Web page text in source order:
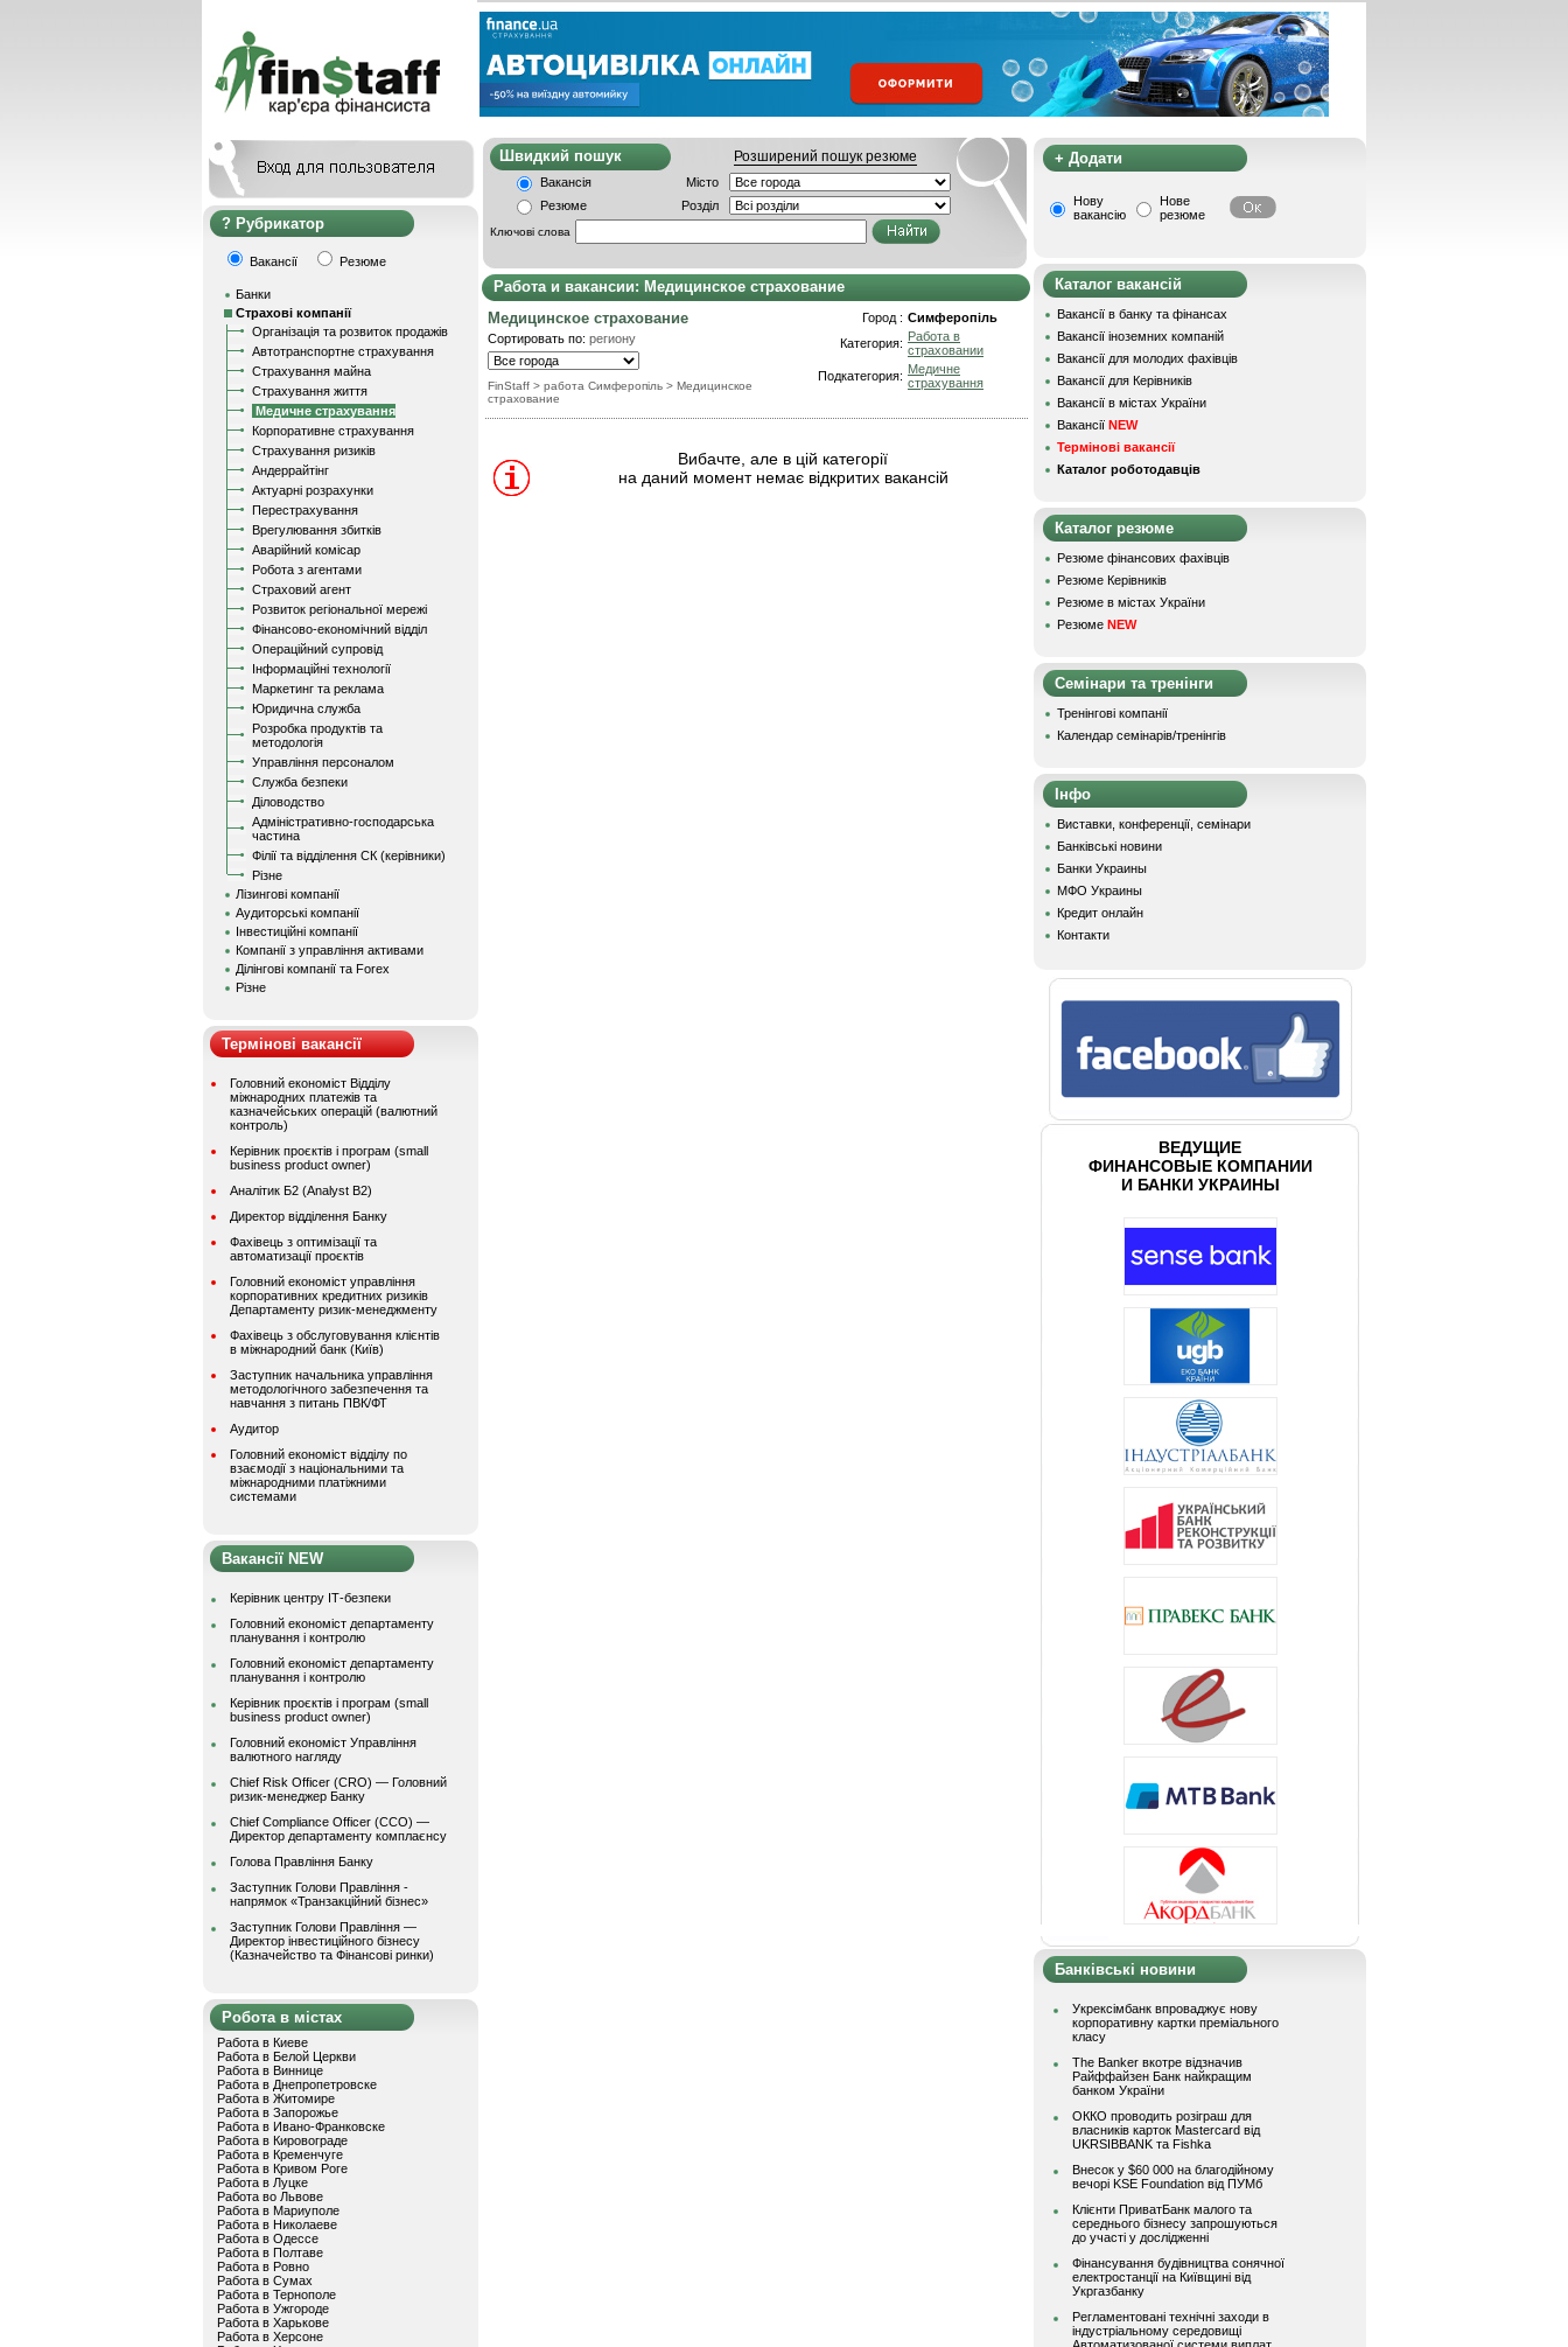
Рубрикатор
Вакансії Резюме
Банки
Страхові компанії
Організація та розвиток продажів
Автотранспортне страхування
Страхування майна
Страхування життя
Медичне страхування
Корпоративне страхування
Страхування ризиків
Андеррайтінг
Актуарні розрахунки
Перестрахування
Врегулювання збитків
Аварійний комісар
Робота з агентами
Страховий агент
Розвиток регіональної мережі
Фінансово-економічний відділ
Операційний супровід
Інформаційні технології
Маркетинг та реклама
Юридична служба
Розробка продуктів та
методологія
Управління персоналом
Служба безпеки
Діловодство
Адміністративно-господарська
частина
Філії та відділення СК (керівники)
Різне
Лізингові компанії
Аудиторські компанії
Інвестиційні компанії
Компанії з управління активами
Ділінгові компанії та Forex
Різне
Термінові вакансії
Головний економіст Відділу
міжнародних платежів та
казначейських операцій (валютний
контроль)
Керівник проєктів і програм (small
business product owner)
Аналітик Б2 (Analyst B2)
Директор відділення Банку
Фахівець з оптимізації та
автоматизації проєктів
Головний економіст управління
корпоративних кредитних ризиків
Департаменту ризик-менеджменту
Фахівець з обслуговування клієнтів
в міжнародний банк (Київ)
Заступник начальника управління
методологічного забезпечення та
навчання з питань ПВК/ФТ
Аудитор
Головний економіст відділу по
взаємодії з національними та
міжнародними платіжними
системами
Вакансії NEW
Керівник центру ІТ-безпеки
Головний економіст департаменту
планування і контролю
Головний економіст департаменту
планування і контролю
Керівник проєктів і програм (small
business product owner)
Головний економіст Управління
валютного нагляду
Chief Risk Officer (CRO) — Головний
ризик-менеджер Банку
Chief Compliance Officer (CCO) —
Директор департаменту комплаєнсу
Голова Правління Банку
Заступник Голови Правління -
напрямок «Транзакційний бізнес»
Заступник Голови Правління —
Директор інвестиційного бізнесу
(Казначейство та Фінансові ринки)
Робота в містах
Работа в Киеве
Работа в Белой Церкви
Работа в Виннице
Работа в Днепропетровске
Работа в Житомире
Работа в Запорожье
Работа в Ивано-Франковске
Работа в Кировограде
Работа в Кременчуге
Работа в Кривом Роге
Работа в Луцке
Работа во Львове
Работа в Мариуполе
Работа в Николаеве
Работа в Одессе
Работа в Полтаве
Работа в Ровно
Работа в Сумах
Работа в Тернополе
Работа в Ужгороде
Работа в Харькове
Работа в Херсоне
Швидкий пошук Розширений пошук резюме
Вакансія
Місто
Резюме
Розділ
Ключові слова
Работа и вакансии: Медицинское страхование
Медицинское страхование
Сортировать по: региону
FinStaff > работа Симферопіль > Медицинское
страхование
Город : Симферопіль
Категория: Работа в
страховании
Подкатегория: Медичне
страхування
Вибачте, але в цій категорії
на даний момент немає відкритих вакансій
+ Додати
Нову
вакансію
Нове
резюме
Каталог вакансій
Вакансії в банку та фінансах
Вакансії іноземних компаній
Вакансії для молодих фахівців
Вакансії для Керівників
Вакансії в містах України
Вакансії NEW
Термінові вакансії
Каталог роботодавців
Каталог резюме
Резюме фінансових фахівців
Резюме Керівників
Резюме в містах України
Резюме NEW
Семінари та тренінги
Тренінгові компанії
Календар семінарів/тренінгів
Інфо
Виставки, конференції, семінари
Банківські новини
Банки Украины
МФО Украины
Кредит онлайн
Контакти
ВЕДУЩИЕ
ФИНАНСОВЫЕ КОМПАНИИ
И БАНКИ УКРАИНЫ
Банківські новини
Укрексімбанк впроваджує нову
корпоративну картки преміального
класу
The Banker вкотре відзначив
Райффайзен Банк найкращим
банком України
ОККО проводить розіграш для
власників карток Mastercard від
UKRSIBBANK та Fishka
Внесок у $60 000 на благодійному
вечорі KSE Foundation від ПУМб
Клієнти ПриватБанк малого та
середнього бізнесу запрошуються
до участі у дослідженні
Фінансування будівництва сонячної
електростанції на Київщині від
Укргазбанку
Регламентовані технічні заходи в
індустріальному середовищі